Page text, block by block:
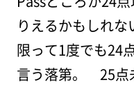
りえるかもしれ
限って1度でも24
言う落第。 25点